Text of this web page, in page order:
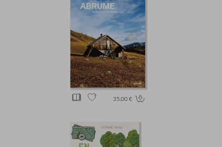
35.00 €